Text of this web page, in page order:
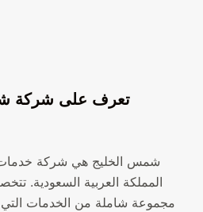
تعرف على شركة
شمس الخليج هي شركة خدمات
المملكة العربية السعودية.
مجموعة شاملة من الخدمات التي